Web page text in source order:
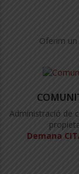
Oferim
Administració de
Demana